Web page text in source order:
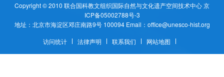
Copyright © 2010 联合国科教文组织国际自然与文化遗产空间技术中心京
ICP备05002788号-3
地址：北京市海淀区邓庄南路9号 100094 Email：office@unesco-hist.org
访问统计
法律声明 联系我们 网站地图